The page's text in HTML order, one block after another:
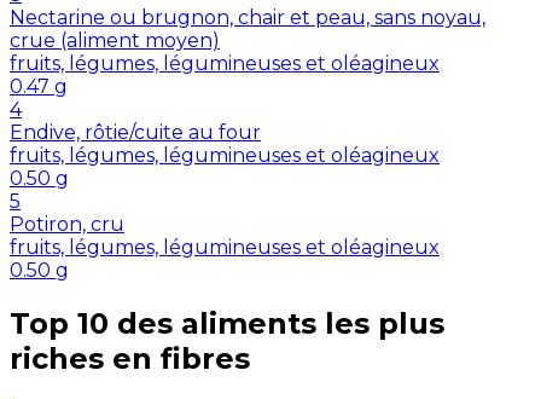
Nectarine ou brugnon, chair et peau, sans noyau,
crue (aliment moyen)
fruits, légumes, légumineuses et oléagineux
0.47 g
4
Endive, rôtie/cuite au four
fruits, légumes, légumineuses et oléagineux
0.50 g
5
Potiron, cru
fruits, légumes, légumineuses et oléagineux
0.50 g
Top 10 des aliments les plus
riches en fibres